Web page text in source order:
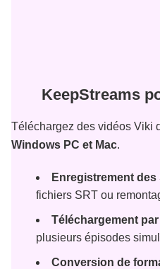
KeepStreams
Téléchargez des vidéos Viki
Windows PC et Mac.
Enregistrement
fichiers SRT ou
Téléchargement
plusieurs épisodes
Conversion de